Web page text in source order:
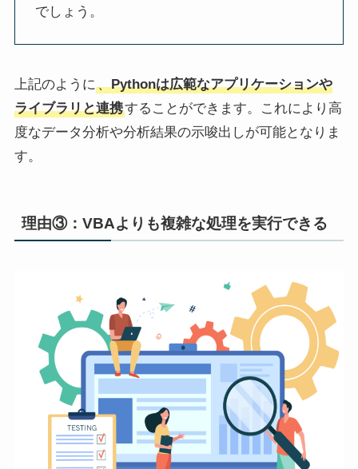
でしょう。
上記のように 、Pythonは広範なアプリケーションや
ライブラリと連携することができます。これにより高
度なデータ分析や分析結果の示唆出しが可能となりま
す。
理由③：VBAよりも複雑な処理を実行できる